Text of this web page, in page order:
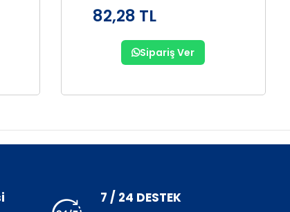
82,28 TL
Sipariş Ver
7 / 24 DESTEK